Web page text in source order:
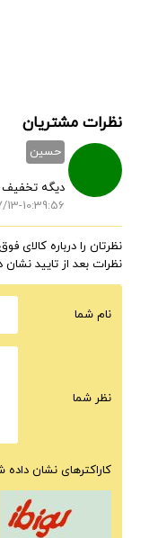
نظرات مشتریان
حسین
دیگه تخفیف
13-10:39:56
نظرتان را درباره کالای
نظرات بعد از تایید نشان
نام شما
نظر شما
کاراکترهای نشان داده